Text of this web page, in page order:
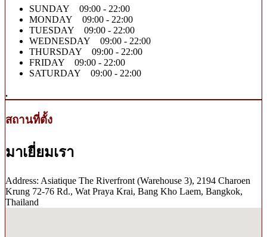
SUNDAY 09:00 - 22:00
MONDAY 09:00 - 22:00
TUESDAY 09:00 - 22:00
WEDNESDAY 09:00 - 22:00
THURSDAY 09:00 - 22:00
FRIDAY 09:00 - 22:00
SATURDAY 09:00 - 22:00
.
สถานที่ตั้ง
มาเยี่ยมเรา
Address: Asiatique The Riverfront (Warehouse 3), 2194 Charoen
Krung 72-76 Rd., Wat Praya Krai, Bang Kho Laem, Bangkok,
Thailand